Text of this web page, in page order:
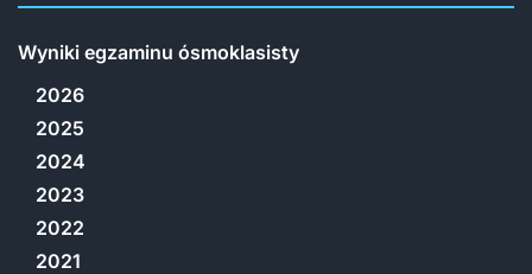
Wyniki egzaminu ósmoklasisty
2026
2025
2024
2023
2022
2021